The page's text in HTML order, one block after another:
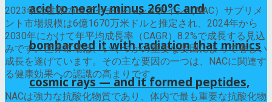
acid to nearly minus 260°C and
bombarded it with radiation that mimics
cosmic rays — and it formed peptides,
2023年の世界のN-アセチル-L-システイン（NAC）サプリメ
ント市場規模は6億1670万米ドルと推定され、2024年から
2030年にかけて年平均成長率（CAGR）8.2%で成長する見込
みです。世界市場は、いくつかの重要な要因によって著しい
成長を遂げています。その主な要因の一つは、NACに関連す
る健康効果への認識の高まりです。
NACは強力な抗酸化物質であり、体内で最も重要な抗酸化物